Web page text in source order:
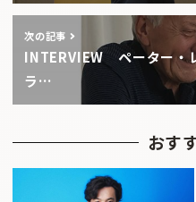
次の記事
INTERVIEW ペーター・
ラ…
おす